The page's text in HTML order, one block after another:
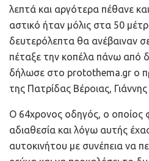
λεπτά και αργότερα πέθανε
αστικό ήταν μόλις στα 50
δευτερόλεπτα θα ανέβαιναν
πέταξε την κοπέλα πάνω από
δήλωσε στο protothema.gr ο
της Πατρίδας Βέροιας,
Ο 64χρονος οδηγός, ο οποίος
αδιαθεσία και λόγω αυτής
αυτοκινήτου με συνέπεια να